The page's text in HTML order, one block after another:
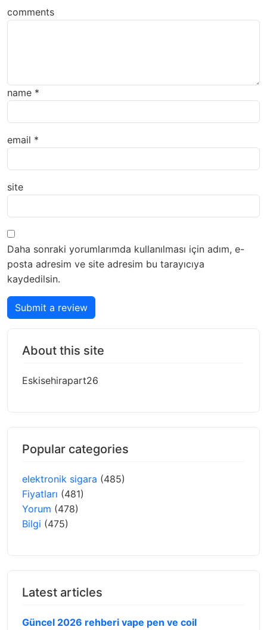
comments
name *
email *
site
Daha sonraki yorumlarımda kullanılması için adım, e-
posta adresim ve site adresim bu tarayıcıya
kaydedilsin.
Submit a review
About this site
Eskisehirapart26
Popular categories
elektronik sigara (485)
Fiyatları (481)
Yorum (478)
Bilgi (475)
Latest articles
Güncel 2026 rehberi vape pen ve coil